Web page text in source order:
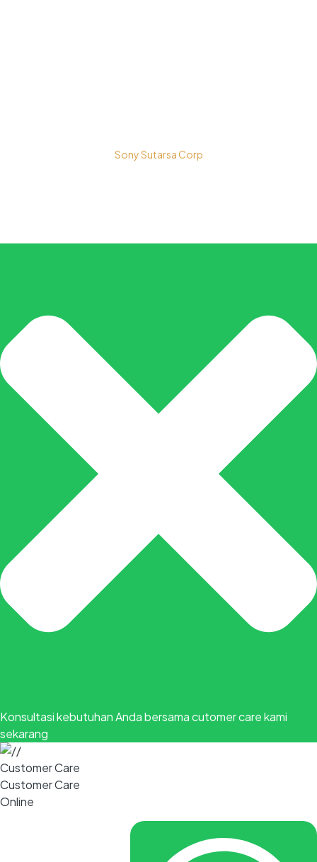
Sony Sutarsa Corp
Konsultasi kebutuhan Anda bersama cutomer care kami
sekarang
Customer Care
Customer Care
Online